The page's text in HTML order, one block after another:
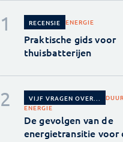
RECENSIE ENERGIE
Praktische gids voor
thuisbatterijen
VIJF VRAGEN OVER...
ENERGIE
De gevolgen van de
energietransitie voor